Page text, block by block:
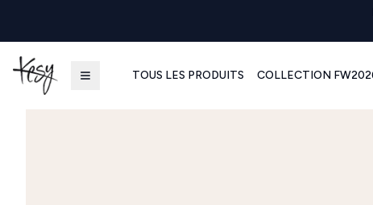
TOUS LES PRODUITS COLLECTION